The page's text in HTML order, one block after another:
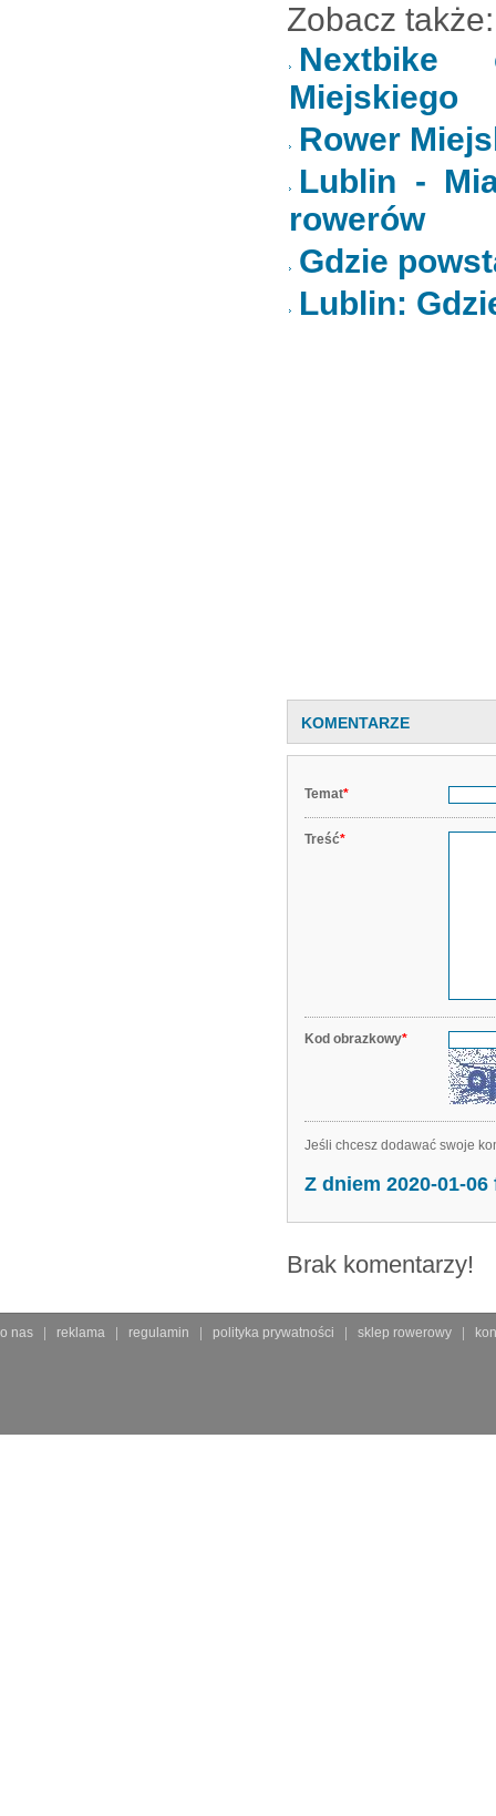
Zobacz także:
Nextbike
Miejskiego
Rower
Lublin -
rowerów
Gdzie
Lublin:
KOMENTARZE
Temat*
Treść*
Kod obrazkowy*
Jeśli chcesz dodawać swoje
Z dniem 2020-01-
Brak komentarzy!
o nas reklama regulamin polityka prywatności sklep rowerowy